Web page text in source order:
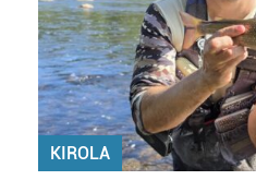
KIROLA